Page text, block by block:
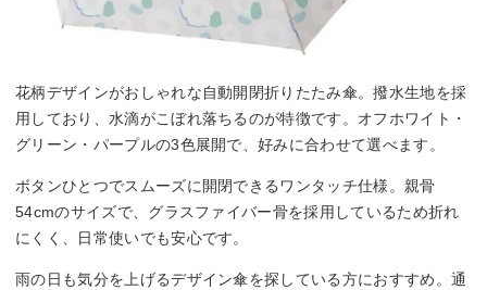
花柄デザインがおしゃれな自動開閉折りたたみ傘。撥水生地を採
用しており、水滴がこぼれ落ちるのが特徴です。オフホワイト・
グリーン・パープルの3色展開で、好みに合わせて選べます。
ボタンひとつでスムーズに開閉できるワンタッチ仕様。親骨
54cmのサイズで、グラスファイバー骨を採用しているため折れ
にくく、日常使いでも安心です。
雨の日も気分を上げるデザイン傘を探している方におすすめ。通